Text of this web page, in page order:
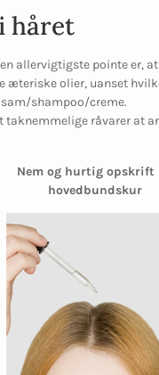
håret
allervigtigste pointe er,
olier, uanset
shampoo/creme.
råvarer at
Nem og hurtig opskrift
hovedbundskur